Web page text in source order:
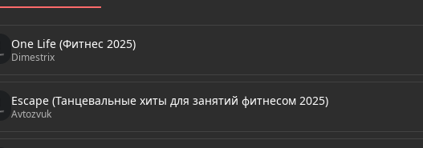
One Life (Фитнес 2025)
Dimestrix
Escape (Танцевальные хиты для занятий фитнесом 2025)
Avtozvuk